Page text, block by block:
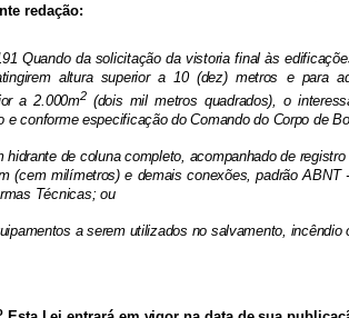
redação:
Quando da solicitação da vistoria final às
altura superior a 10 (dez) metros e para
a 2.000m2(dois mil metros quadrados), o
e conforme especificação do Comando do Corpo de
hidrante de coluna completo, acompanhado de
(cem milímetros) e demais conexões, padrão ABNT
Técnicas; ou
a serem utilizados no salvamento,